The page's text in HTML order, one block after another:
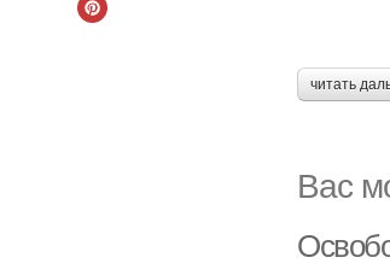
читать
Вас